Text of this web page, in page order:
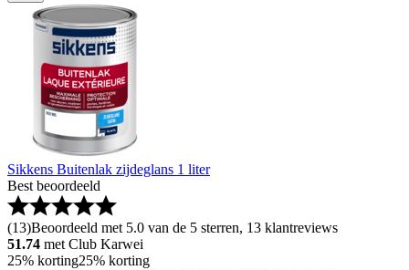
Sikkens Buitenlak zijdeglans 1 liter
Best beoordeeld
(13)Beoordeeld met 5.0 van de 5 sterren, 13 klantreviews
51.74 met Club Karwei
25% korting25% korting